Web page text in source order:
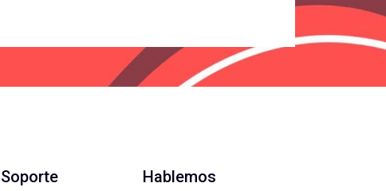
Soporte Hablemos